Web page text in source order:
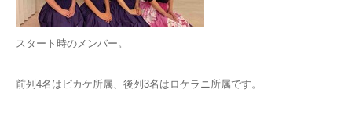
スタート時のメンバー。
前列4名はピカケ所属、後列3名はロケラニ所属です。